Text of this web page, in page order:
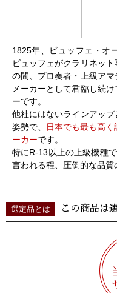
1825年、ビュッフェ・オ
ビュッフェがクラリネッ
の間、プロ奏者・上級ア
メーカーとして君臨し続
ーです。
他社にはないラインアッ
姿勢で、
日本でも最も高
ーカーです。
特にR-13以上の上級機種
言われる程、圧倒的な品質
選定品とは この商品は